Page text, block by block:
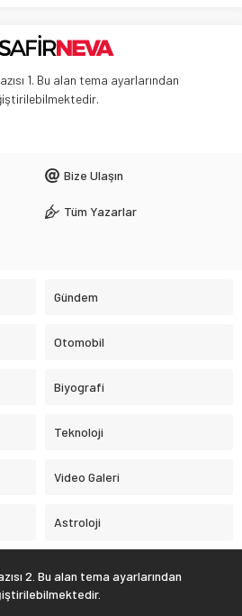
1. Bu alan tema ayarlarından
Bize Ulaşın
Tüm Yazarlar
Gündem
Otomobil
Biyografi
Teknoloji
Video Galeri
Astroloji
2. Bu alan tema ayarlarından